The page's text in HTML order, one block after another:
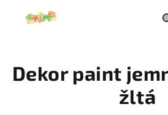
Dekor paint
žltá